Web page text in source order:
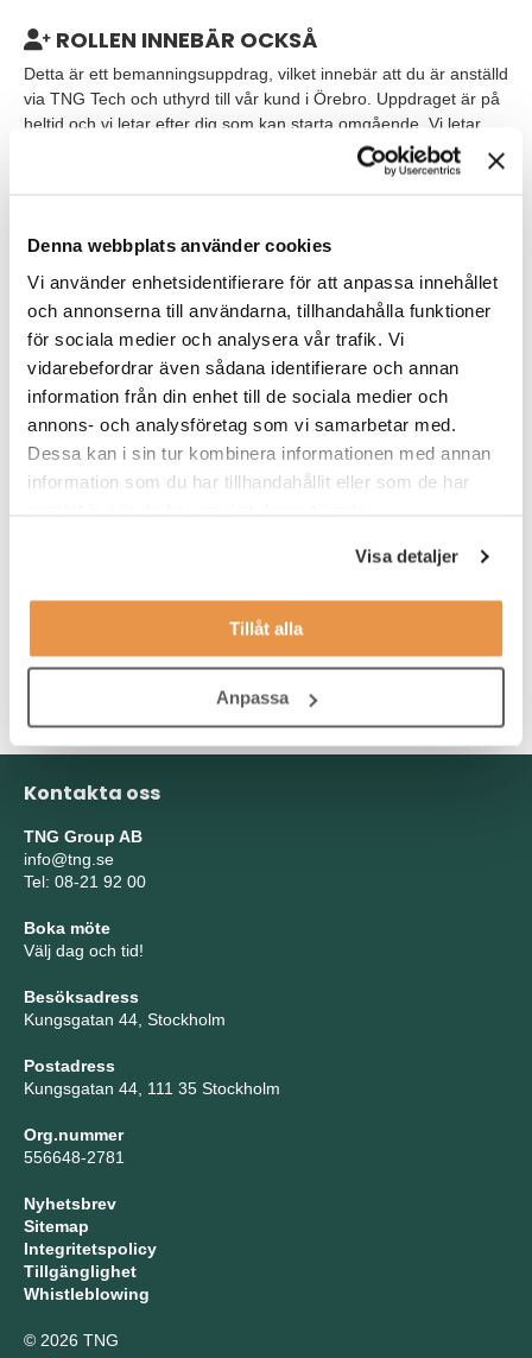
Denna webbplats använder cookies
Vi använder enhetsidentifierare för att anpassa innehållet
och annonserna till användarna, tillhandahålla funktioner
för sociala medier och analysera vår trafik. Vi
vidarebefordrar även sådana identifierare och annan
information från din enhet till de sociala medier och
annons- och analysföretag som vi samarbetar med.
Dessa kan i sin tur kombinera informationen med annan
information som du har tillhandahållit eller som de har
Visa detaljer
Tillåt alla
Anpassa
ROLLEN INNEBÄR OCKSÅ
Detta är ett bemanningsuppdrag, vilket innebär att du är anställd
via TNG Tech och uthyrd till vår kund i Örebro. Uppdraget är på
heltid och vi letar efter dig som kan starta omgående. Vi letar
VEM ÄR DU?
För rollen som operativ inköpare söker vi dig med förmågan att
självständigt ta ansvar för dina arbetsuppgifter och med kvalitet
driva dessa framåt. Då du kommer att ha många interna som
externa kontaktytor söker vi dig med en god kommunikativ
förmåga och som är bra på att samarbeta med andra.
Vi letar efter dig som är van vid administrativt arbete. Kanske
har du tidigare erfarenhet från logistik, inköp eller liknande
arbetsområden. Då du kommer att kommunicera med nationella
kunskaper i Office-paketet och har lätt för att arbeta i system.
samtidigt viktigt att du tidigare har jobbat med människor och att
Kontakta oss
TNG Group AB
info@tng.se
Tel: 08-21 92 00
Boka möte
Välj dag och tid!
Besöksadress
Kungsgatan 44, Stockholm
Postadress
Kungsgatan 44, 111 35 Stockholm
Org.nummer
556648-2781
Nyhetsbrev
Sitemap
Integritetspolicy
Tillgänglighet
Whistleblowing
© 2026 TNG